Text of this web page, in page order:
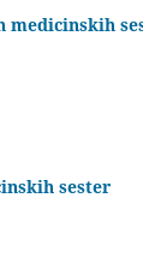
medicinskih
sester